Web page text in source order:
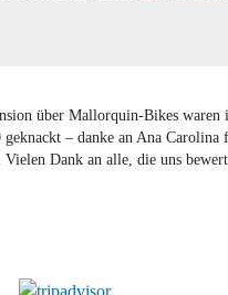
über Mallorquin-Bikes waren
– danke an Ana Carolina
Dank an alle, die uns